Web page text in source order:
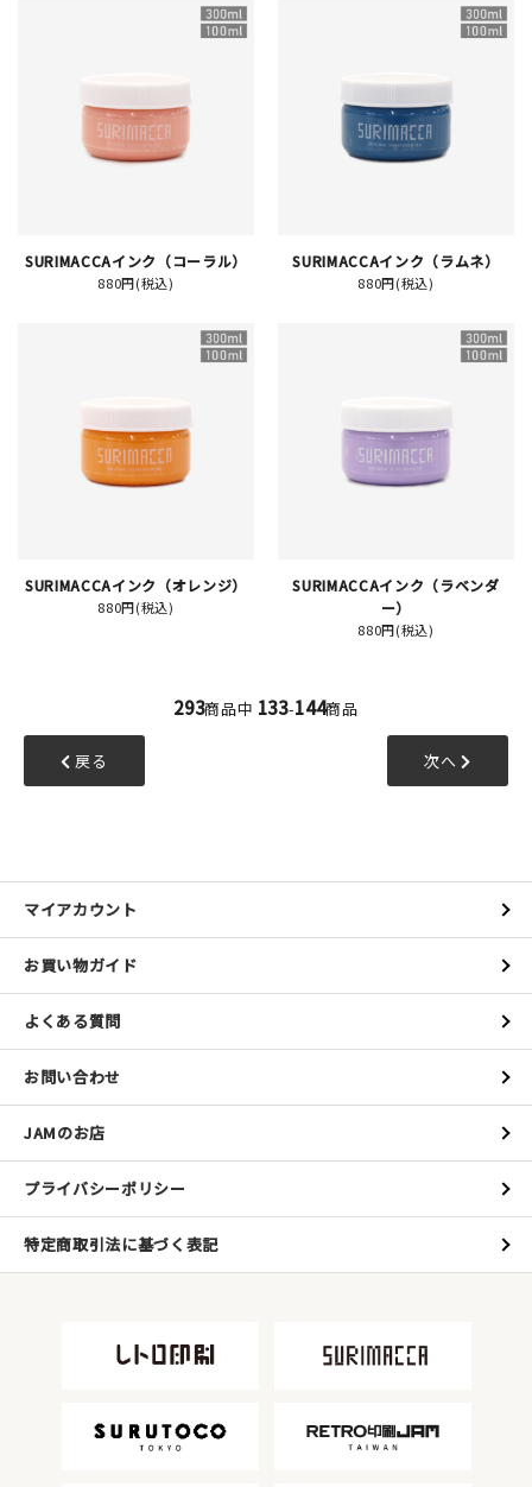
マイアカウント
カートを見る
よくある質問
SURIMACCAインク（コーラル）
880円(税込)
SURIMACCAインク（ラムネ）
880円(税込)
SURIMACCAインク（オレンジ）
880円(税込)
SURIMACCAインク（ラベンダ
ー）
880円(税込)
293商品中 133-144商品
戻る 次へ
マイアカウント
お買い物ガイド
よくある質問
お問い合わせ
JAMのお店
プライバシーポリシー
特定商取引法に基づく表記